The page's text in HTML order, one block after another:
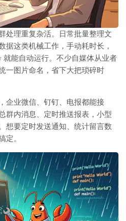
处理重复杂活。日常批量整理文
据这类机械工作，手动耗时长，
就能自动运行。不少自媒体从业者
一图片命名，省下大把琐碎时
企业微信、钉钉、电报都能接
群内消息、定时推送报表，小型
想要定时发送通知、统计留言数
定。